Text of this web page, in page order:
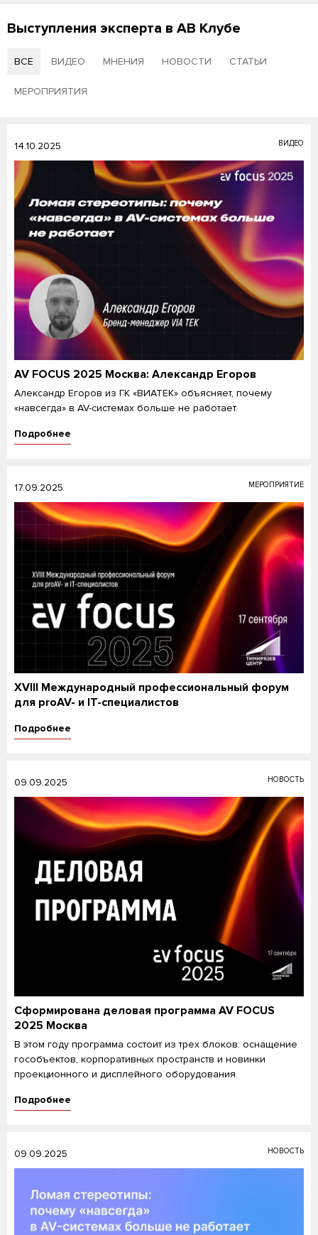
Выступления эксперта в АВ Клубе
ВСЕ ВИДЕО МНЕНИЯ НОВОСТИ СТАТЬИ
МЕРОПРИЯТИЯ
14.10.2025 ВИДЕО
AV FOCUS 2025 Москва: Александр Егоров
Александр Егоров из ГК «ВИАТЕК» объясняет, почему
«навсегда» в AV-системах больше не работает.
Подробнее
17.09.2025 МЕРОПРИЯТИЕ
XVIII Международный профессиональный форум
для proAV- и IT-специалистов
Подробнее
09.09.2025 НОВОСТЬ
Сформирована деловая программа AV FOCUS
2025 Москва
В этом году программа состоит из трех блоков: оснащение
гособъектов, корпоративных пространств и новинки
проекционного и дисплейного оборудования.
Подробнее
09.09.2025 НОВОСТЬ